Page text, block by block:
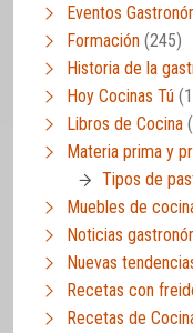
Eventos
Formación (245)
Historia de la
Hoy Cocinas Tú
Libros de Cocina
Materia prima y
Tipos de
Muebles de
Noticias
Nuevas
Recetas con
Recetas de